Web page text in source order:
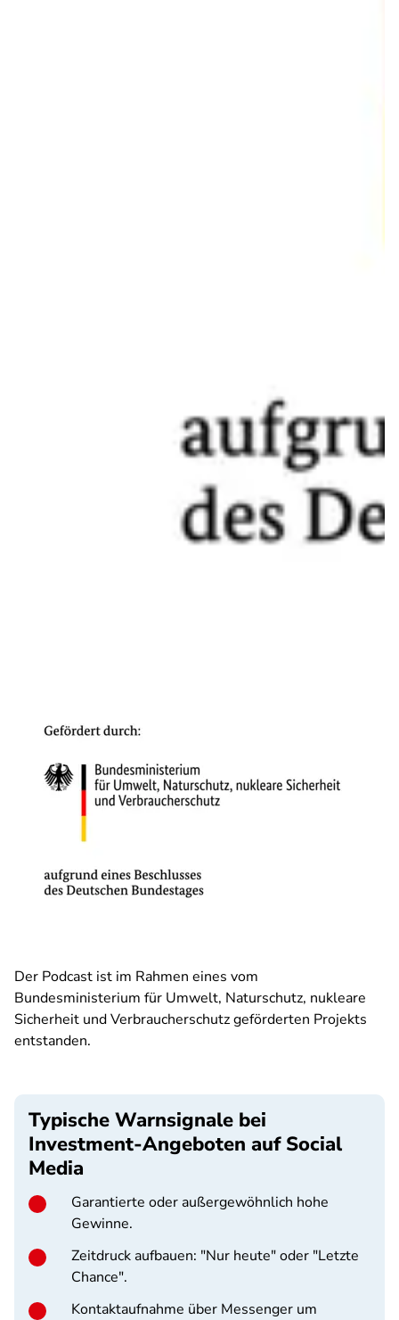
Der Podcast ist im Rahmen eines vom
Bundesministerium für Umwelt, Naturschutz, nukleare
Sicherheit und Verbraucherschutz geförderten Projekts
entstanden.
Typische Warnsignale bei
Investment-Angeboten auf Social
Media
Garantierte oder außergewöhnlich hohe
Gewinne.
Zeitdruck aufbauen: "Nur heute" oder "Letzte
Chance".
Kontaktaufnahme über Messenger um